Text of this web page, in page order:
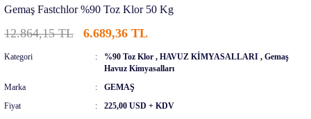
Gemaş Fastchlor %90 Toz Klor 50 Kg
12.864,15 TL 6.689,36 TL
Kategori %90 Toz Klor , HAVUZ KİMYASALLARI , Gemaş
Havuz Kimyasalları
Marka
GEMAŞ
Fiyat
225,00 USD + KDV